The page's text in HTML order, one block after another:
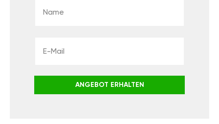
ANGEBOT ERHALTEN